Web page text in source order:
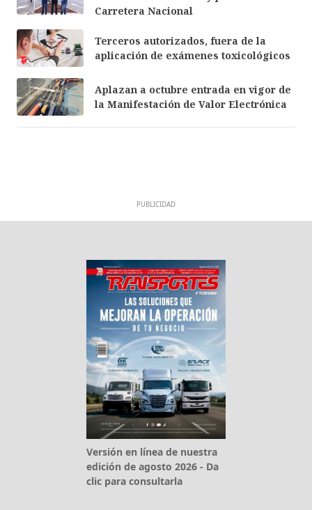
Carretera Nacional
Terceros autorizados, fuera de la
aplicación de exámenes toxicológicos
Aplazan a octubre entrada en vigor de
la Manifestación de Valor Electrónica
PUBLICIDAD
Versión en línea de nuestra
edición de agosto 2026 - Da
clic para consultarla